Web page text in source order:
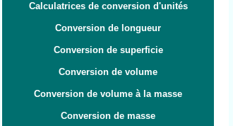
Calculatrices de conversion d'unités
Conversion de longueur
Conversion de superficie
Conversion de volume
Conversion de volume à la masse
Conversion de masse